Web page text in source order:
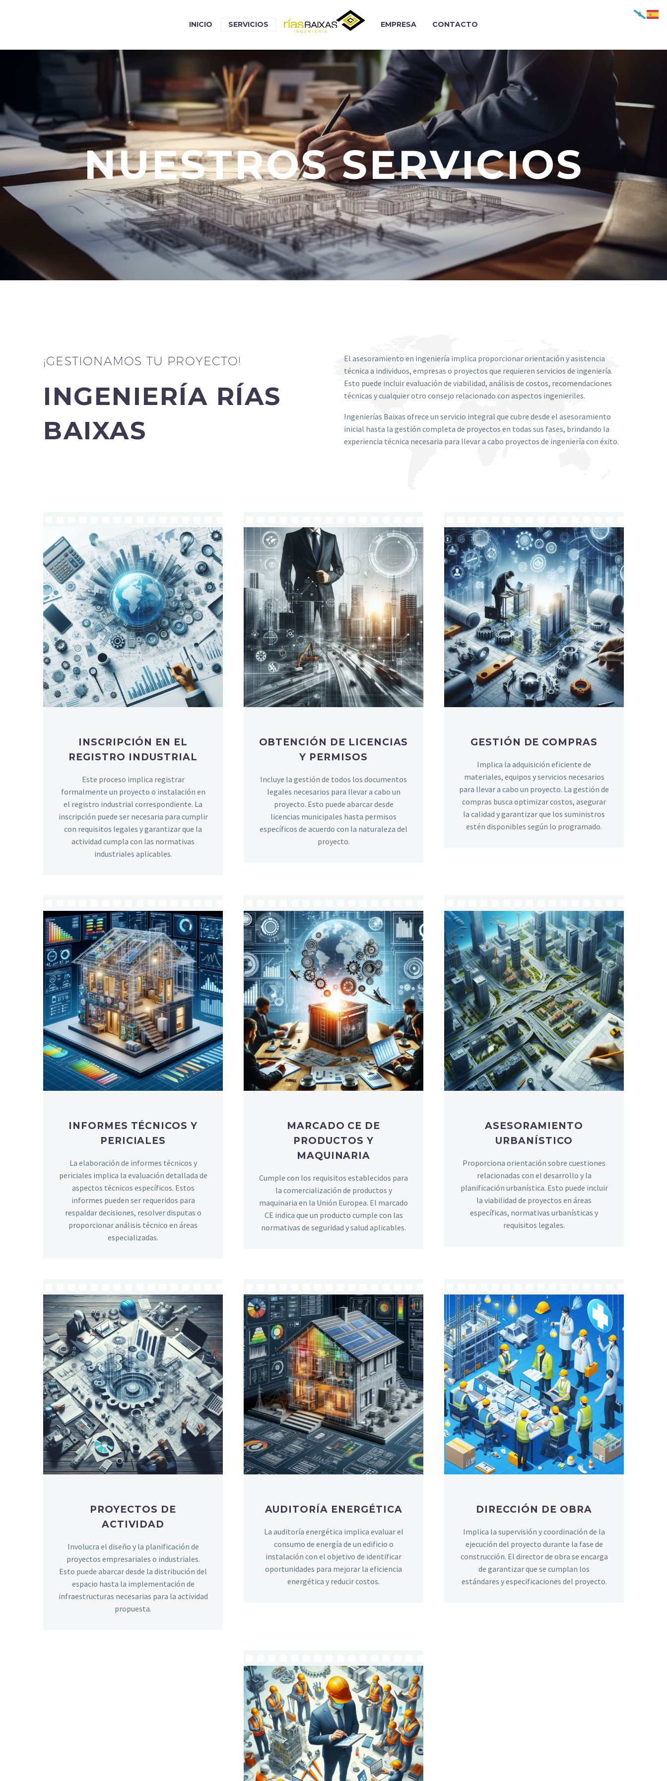
INICIO SERVICIOS EMPRESA CONTACTO
NUESTROS SERVICIOS
¡GESTIONAMOS TU PROYECTO!
INGENIERÍA RÍAS
BAIXAS
El asesoramiento en ingeniería implica proporcionar orientación y asistencia
técnica a individuos, empresas o proyectos que requieren servicios de ingeniería.
Esto puede incluir evaluación de viabilidad, análisis de costos, recomendaciones
técnicas y cualquier otro consejo relacionado con aspectos ingenieriles.
Ingenierías Baixas ofrece un servicio integral que cubre desde el asesoramiento
inicial hasta la gestión completa de proyectos en todas sus fases, brindando la
experiencia técnica necesaria para llevar a cabo proyectos de ingeniería con éxito.
INSCRIPCIÓN EN EL
REGISTRO INDUSTRIAL
Este proceso implica registrar
formalmente un proyecto o instalación en
el registro industrial correspondiente. La
inscripción puede ser necesaria para cumplir
con requisitos legales y garantizar que la
actividad cumpla con las normativas
industriales aplicables.
OBTENCIÓN DE LICENCIAS
Y PERMISOS
Incluye la gestión de todos los documentos
legales necesarios para llevar a cabo un
proyecto. Esto puede abarcar desde
licencias municipales hasta permisos
específicos de acuerdo con la naturaleza del
proyecto.
GESTIÓN DE COMPRAS
Implica la adquisición eficiente de
materiales, equipos y servicios necesarios
para llevar a cabo un proyecto. La gestión de
compras busca optimizar costos, asegurar
la calidad y garantizar que los suministros
estén disponibles según lo programado.
INFORMES TÉCNICOS Y
PERICIALES
La elaboración de informes técnicos y
periciales implica la evaluación detallada de
aspectos técnicos específicos. Estos
informes pueden ser requeridos para
respaldar decisiones, resolver disputas o
proporcionar análisis técnico en áreas
especializadas.
MARCADO CE DE
PRODUCTOS Y
MAQUINARIA
Cumple con los requisitos establecidos para
la comercialización de productos y
maquinaria en la Unión Europea. El marcado
CE indica que un producto cumple con las
normativas de seguridad y salud aplicables.
ASESORAMIENTO
URBANÍSTICO
Proporciona orientación sobre cuestiones
relacionadas con el desarrollo y la
planificación urbanística. Esto puede incluir
la viabilidad de proyectos en áreas
específicas, normativas urbanísticas y
requisitos legales.
PROYECTOS DE
ACTIVIDAD
Involucra el diseño y la planificación de
proyectos empresariales o industriales.
Esto puede abarcar desde la distribución del
espacio hasta la implementación de
infraestructuras necesarias para la actividad
propuesta.
AUDITORÍA ENERGÉTICA
La auditoría energética implica evaluar el
consumo de energía de un edificio o
instalación con el objetivo de identificar
oportunidades para mejorar la eficiencia
energética y reducir costos.
DIRECCIÓN DE OBRA
Implica la supervisión y coordinación de la
ejecución del proyecto durante la fase de
construcción. El director de obra se encarga
de garantizar que se cumplan los
estándares y especificaciones del proyecto.